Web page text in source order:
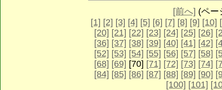
[前へ] (ペ
[1] [2] [3] [4] [5] [6] [7] [8] [9] [10]
[20] [21] [22] [23] [24] [25] [26]
[36] [37] [38] [39] [40] [41] [42]
[52] [53] [54] [55] [56] [57] [58]
[68] [69] [70] [71] [72] [73] [74]
[84] [85] [86] [87] [88] [89] [90]
[100] [101]